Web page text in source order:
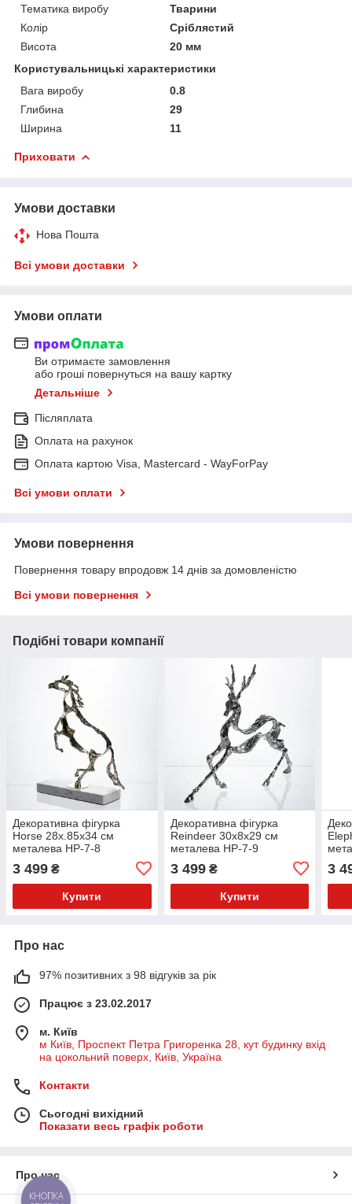
Тематика виробу
Тварини
Колір
Сріблястий
Висота
20 мм
Користувальницькі характеристики
Вага виробу
0.8
Глибина
29
Ширина
11
Приховати
Умови доставки
Нова Пошта
Всі умови доставки
Умови оплати
Ви отримаєте замовлення
або гроші повернуться на вашу картку
Детальніше
Післяплата
Оплата на рахунок
Оплата картою Visa, Mastercard - WayForPay
Всі умови оплати
Умови повернення
Повернення товару впродовж 14 днів за домовленістю
Всі умови повернення
Подібні товари компанії
Декоративна фігурка
Horse 28х.85х34 см
металева HP-7-8
3 499 ₴
Купити
Декоративна фігурка
Reindeer 30х8х29 см
металева HP-7-9
3 499₴
Купити
3
Про нас
97% позитивних з 98 відгуків за рік
Працює з 23.02.2017
м. Київ
м Київ, Проспект Петра Григоренка 28, кут будинку вхід
на цокольний поверх, Київ, Україна
Контакти
Сьогодні вихідний
Показати весь графік роботи
Про нас
КНОПКА